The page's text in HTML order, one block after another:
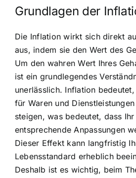
Grundlagen der
Die Inflation wirkt sich direkt
aus, indem sie den Wert des
Um den wahren Wert Ihres
ist ein grundlegendes
unerlässlich. Inflation
für Waren und
steigen, was bedeutet, dass
entsprechende Anpassungen
Dieser Effekt kann langfristig
Lebensstandard erheblich
Deshalb ist es wichtig, beim